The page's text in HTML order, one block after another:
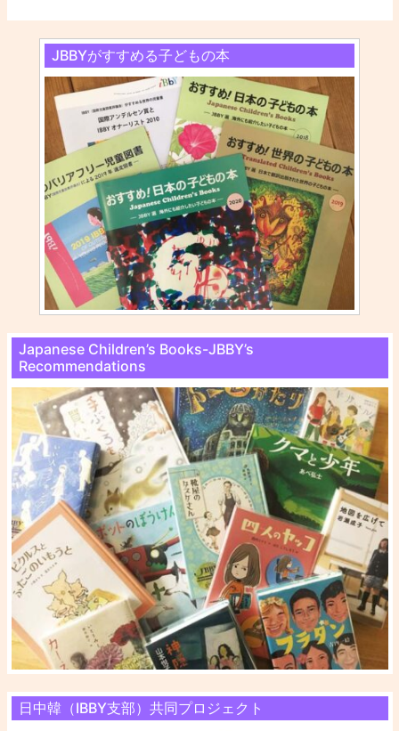
JBBYがすすめる子どもの本
Japanese Children’s Books-JBBY’s
Recommendations
日中韓（IBBY支部）共同プロジェクト